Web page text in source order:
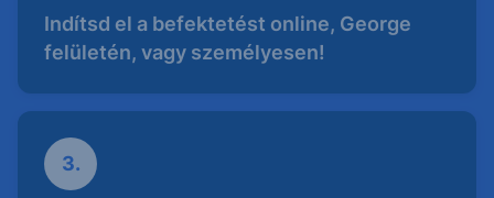
Indítsd el a befektetést online, George
felületén, vagy személyesen!
3.